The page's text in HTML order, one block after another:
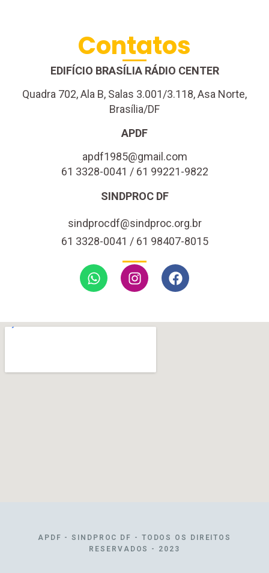
Contatos
EDIFÍCIO BRASÍLIA RÁDIO CENTER
Quadra 702, Ala B, Salas 3.001/3.118, Asa Norte,
Brasília/DF
APDF
apdf1985@gmail.com
61 3328-0041 / 61 99221-9822
SINDPROC DF
sindprocdf@sindproc.org.br
61 3328-0041 / 61 98407-8015
APDF - SINDPROC DF - TODOS OS DIREITOS
RESERVADOS - 2023